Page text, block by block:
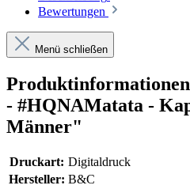
Bewertungen
Menü schließen
- #HQNAMatata -
Männer"
Druckart: Digitaldruck
Hersteller: B&C